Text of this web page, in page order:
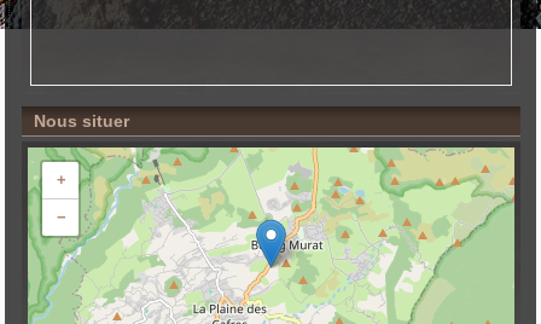
Nous situer
+
−